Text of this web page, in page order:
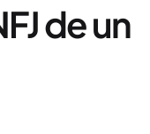
de un